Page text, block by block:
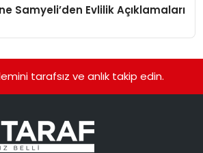
Samyeli’den Evlilik Açıklamaları
tarafsız ve anlık takip edin.